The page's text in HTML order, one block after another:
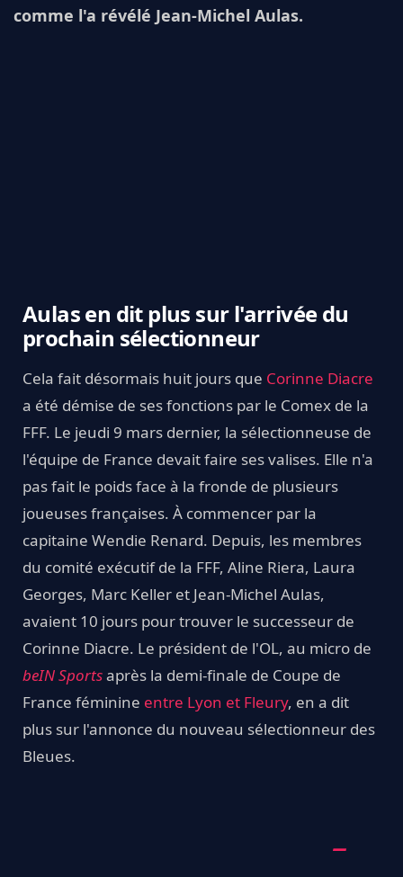
comme l'a révélé Jean-Michel Aulas.
Aulas en dit plus sur l'arrivée du
prochain sélectionneur
Cela fait désormais huit jours que Corinne Diacre
a été démise de ses fonctions par le Comex de la
FFF. Le jeudi 9 mars dernier, la sélectionneuse de
l'équipe de France devait faire ses valises. Elle n'a
pas fait le poids face à la fronde de plusieurs
joueuses françaises. À commencer par la
capitaine Wendie Renard. Depuis, les membres
du comité exécutif de la FFF, Aline Riera, Laura
Georges, Marc Keller et Jean-Michel Aulas,
avaient 10 jours pour trouver le successeur de
Corinne Diacre. Le président de l'OL, au micro de
beIN Sportsaprès la demi-finale de Coupe de
France féminine entre Lyon et Fleury, en a dit
plus sur l'annonce du nouveau sélectionneur des
Bleues.